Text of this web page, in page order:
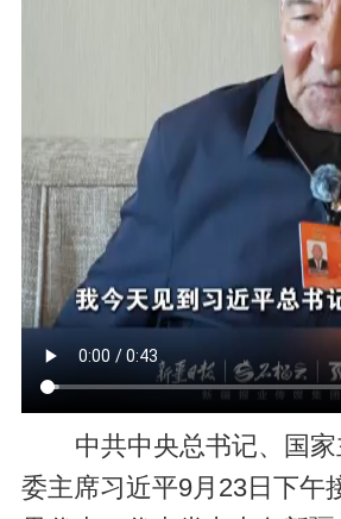
中共中央总书记、国
委主席习近平9月23日下午